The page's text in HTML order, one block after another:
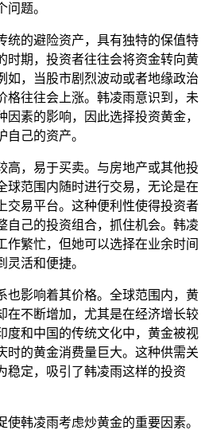
问题。
统的避险资产，具有独特的保值特
时期，投资者往往会将资金转向黄
如，当股市剧烈波动或者地缘政治
格往往会上涨。韩凌雨意识到，未
素的影响，因此选择投资黄金，
己的资产。
高，易于买卖。与房地产或其他投
球范围内随时进行交易，无论是在
交易平台。这种便利性使得投资者
自己的投资组合，抓住机会。韩凌
作繁忙，但她可以选择在业余时间
活和便捷。
也影响着其价格。全球范围内，黄
在不断增加，尤其是在经济增长较
度和中国的传统文化中，黄金被视
时的黄金消费量巨大。这种供需关
稳定，吸引了韩凌雨这样的投资
使韩凌雨考虑炒黄金的重要因素。